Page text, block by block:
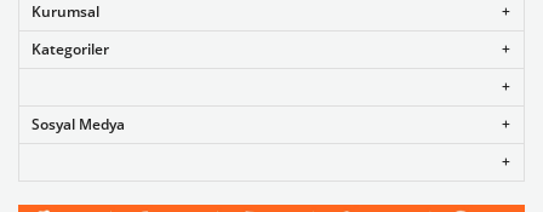
Kurumsal
Kategoriler
Sosyal Medya